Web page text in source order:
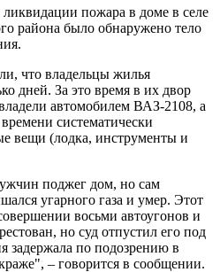
ликвидации пожара в доме в селе
района было обнаружено тело
что владельцы жилья
дней. За это время в их двор
автомобилем ВАЗ-2108, а
систематически
вещи (лодка, инструменты и
поджег дом, но сам
угарного газа и умер. Этот
восьми автоугонов и
но суд отпустил его под
задержала по подозрению в
– говорится в сообщении.